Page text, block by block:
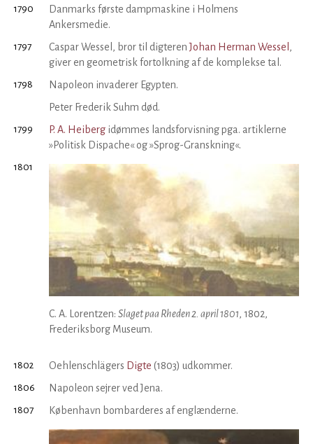
1790
Danmarks første dampmaskine i Holmens
Ankersmedie.
1797 Caspar Wessel, bror til digterenJohan Herman Wessel ,
giver en geometrisk fortolkning af de komplekse tal.
1798
Napoleon invaderer Egypten.
Peter Frederik Suhm død.
1799 P. A. Heiberg idømmes landsforvisning pga. artiklerne
»Politisk Dispache« og »Sprog-Granskning«.
1801
C. A. Lorentzen: Slaget paa Rheden 2. april 1801, 1802,
Frederiksborg Museum.
1802 Oehlenschlägers Digte (1803) udkommer.
1806 Napoleon sejrer ved Jena.
1807 København bombarderes af englænderne.